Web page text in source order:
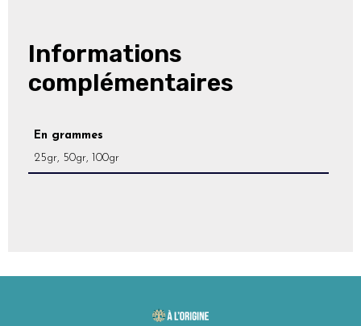
Informations
complémentaires
En grammes
25gr, 50gr, 100gr